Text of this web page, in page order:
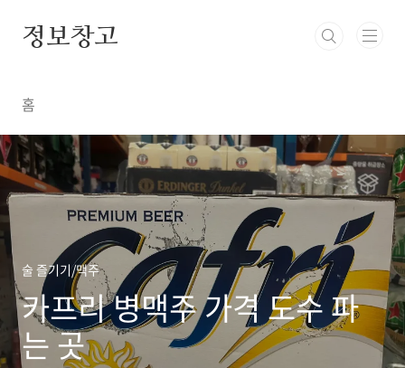
정보창고
홈
술 즐기기/맥주
카프리 병맥주 가격 도수 파
는 곳